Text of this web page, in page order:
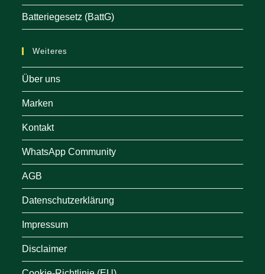
Batteriegesetz (BattG)
Weiteres
Über uns
Marken
Kontakt
WhatsApp Community
AGB
Datenschutzerklärung
Impressum
Disclaimer